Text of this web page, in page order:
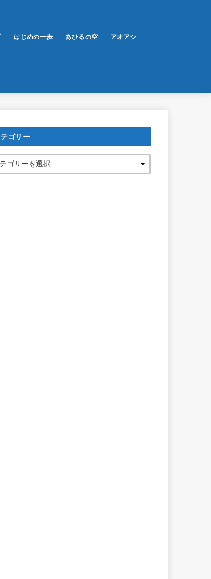
はじめの一歩 あひるの空 アオアシ
テゴリー